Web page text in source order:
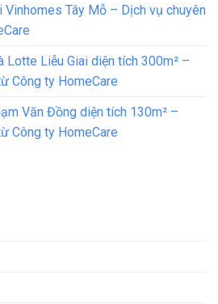
Vinhomes Tây Mỗ – Dịch vụ chuyên
Lotte Liễu Giai diện tích 300m² –
Công ty HomeCare
Văn Đồng diện tích 130m² –
Công ty HomeCare